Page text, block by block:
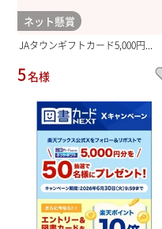
ネット懸賞
JAタウンギフトカード5,000円...
5名様